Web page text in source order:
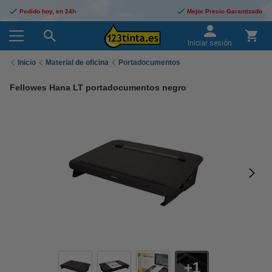
Pedido hoy, en 24h Mejor Precio Garantizado
Iniciar sesión
Inicio Material de oficina Portadocumentos
Fellowes Hana LT portadocumentos negro
1